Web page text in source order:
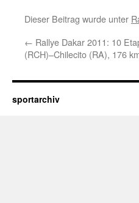
Dieser Beitrag wurde unter
← Rallye Dakar 2011: 10
(RCH)–Chilecito (RA), 176
sportarchiv